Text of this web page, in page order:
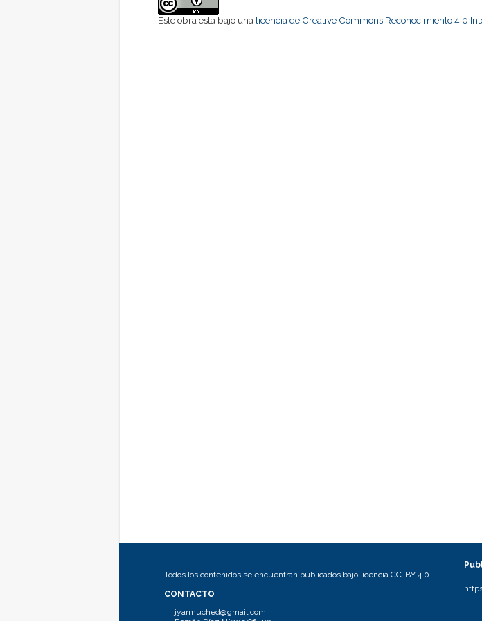
Este obra está bajo una licencia de Creative Commons Reconocimiento 4.0
Todos los contenidos se encuentran publicados bajo licencia CC-BY 4.0
CONTACTO
jyarmuched@gmail.com